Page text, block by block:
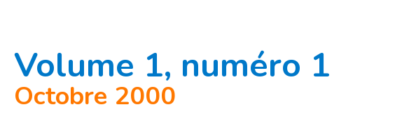
Volume 1, numéro 1
Octobre 2000